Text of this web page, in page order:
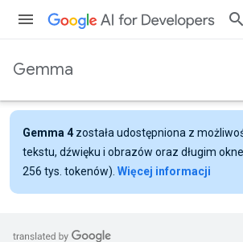
Gemma
Gemma 4 została udostępniona z
tekstu, dźwięku i obrazów oraz długim
256 tys. tokenów). Więcej informacji